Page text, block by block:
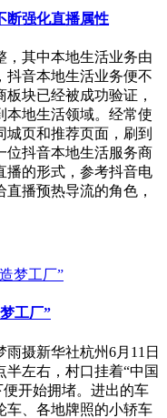
断强化直播属性
，其中本地生活业务由
抖音本地生活业务便不
块已经被成功验证，
本地生活领域。经常使
城页和推荐页面，刷到
位抖音本地生活服务商
播的形式，参考抖音电
播预热导流的角色，
工厂”
摄新华社杭州6月11日
左右，村口挂着“中国
便开始拥堵。进出的车
车、各地牌照的小轿车